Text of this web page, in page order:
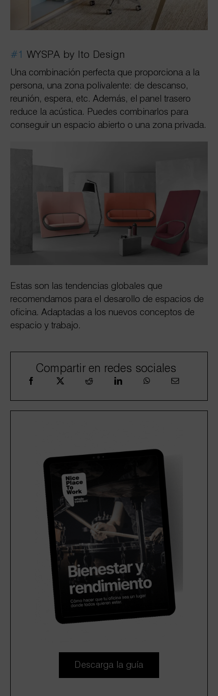
#1 WYSPA by Ito Design
Una combinación perfecta que proporciona a la
persona, una zona polivalente: de descanso,
reunión, espera, etc. Además, el panel trasero
reduce la acústica. Puedes combinarlos para
conseguir un espacio abierto o una zona privada.
Estas son las tendencias globales que
recomendamos para el desarollo de espacios de
oficina. Adaptadas a los nuevos conceptos de
espacio y trabajo.
Compartir en redes sociales
Descarga la guía